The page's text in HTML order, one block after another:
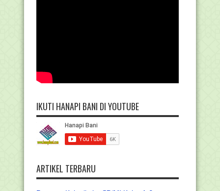
IKUTI HANAPI BANI DI YOUTUBE
ARTIKEL TERBARU